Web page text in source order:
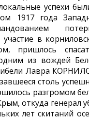
успехи
1917 года
в
пришлось
из вождей
Лавра
столь
разгромом
откуда генерал
лет скитаний